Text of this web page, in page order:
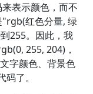
表示颜色，而不
"rgb(红色分量, 绿
255。因此，我
255, 204)，
字颜色、背景色
了。